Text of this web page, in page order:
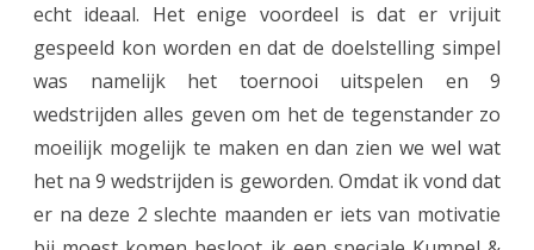
s
s
echt ideaal. Het enige voordeel is dat er vrijuit
gespeeld kon worden en dat de doelstelling simpel
was namelijk het toernooi uitspelen en 9
wedstrijden alles geven om het de tegenstander zo
moeilijk mogelijk te maken en dan zien we wel wat
het na 9 wedstrijden is geworden. Omdat ik vond dat
er na deze 2 slechte maanden er iets van motivatie